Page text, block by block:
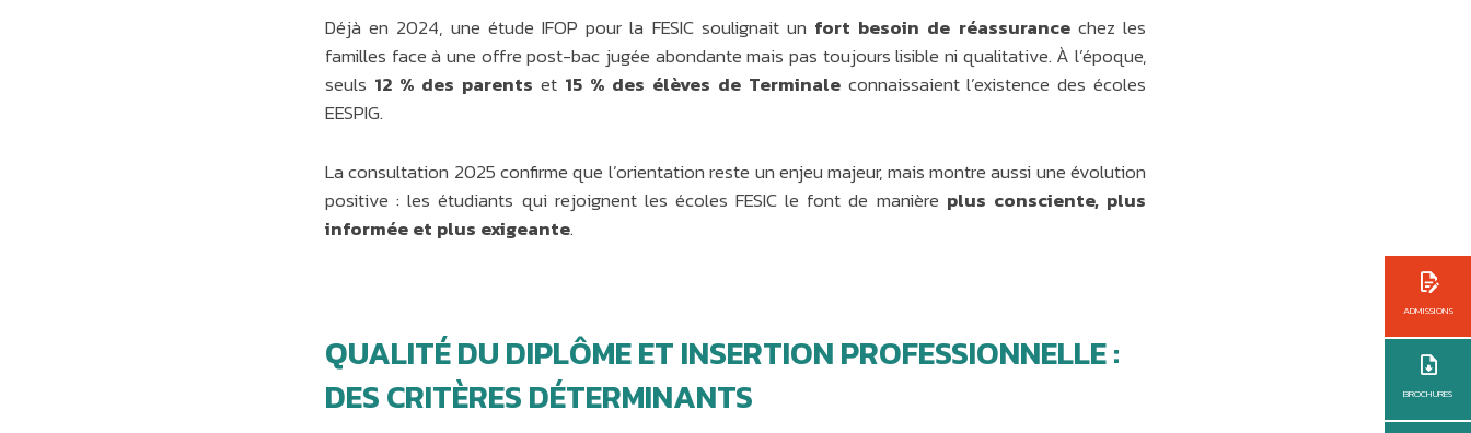
ADMISSIONS
BROCHURES
Déjà en 2024, une étude IFOP pour la FESIC soulignait un fort besoin de réassurancechez les
familles face à une offre post-bac jugée abondante mais pas toujours lisible ni qualitative. À l’époque,
seuls 12 % des parents et 15 % des élèves de Terminaleconnaissaient l’existence des écoles
EESPIG.
La consultation 2025 confirme que l’orientation reste un enjeu majeur, mais montre aussi une évolution
positive : les étudiants qui rejoignent les écoles FESIC le font de manière plus consciente, plus
informée et plus exigeante.
QUALITÉ DU DIPLÔME ET INSERTION PROFESSIONNELLE :
DES CRITÈRES DÉTERMINANTS